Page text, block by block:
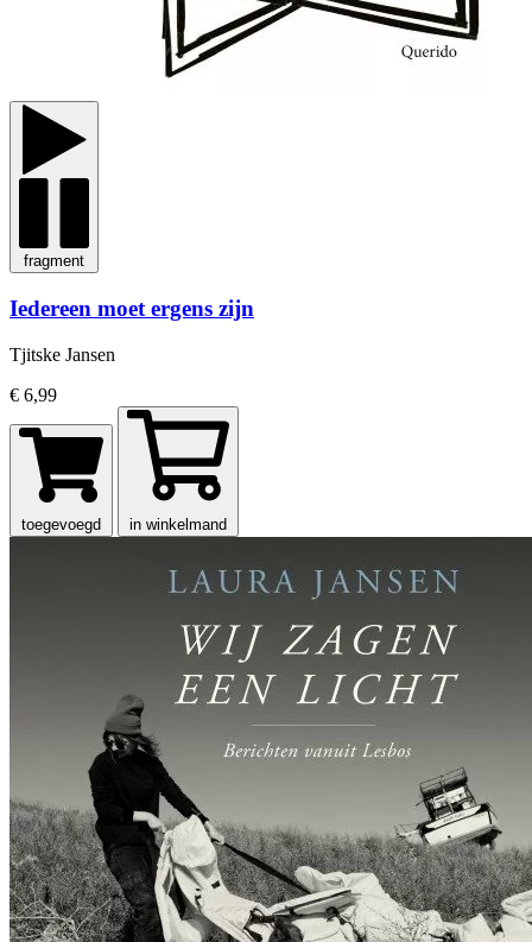
fragment
Iedereen moet ergens zijn
Tjitske Jansen
€ 6,99
toegevoegd in winkelmand